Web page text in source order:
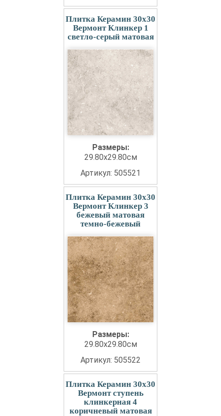
Плитка Керамин 30x30
Вермонт Клинкер 1
светло-серый матовая
Размеры:
29.80x29.80см
Артикул: 505521
Плитка Керамин 30x30
Вермонт Клинкер 3
бежевый матовая
темно-бежевый
Размеры:
29.80x29.80см
Артикул: 505522
Плитка Керамин 30x30
Вермонт ступень
клинкерная 4
коричневый матовая